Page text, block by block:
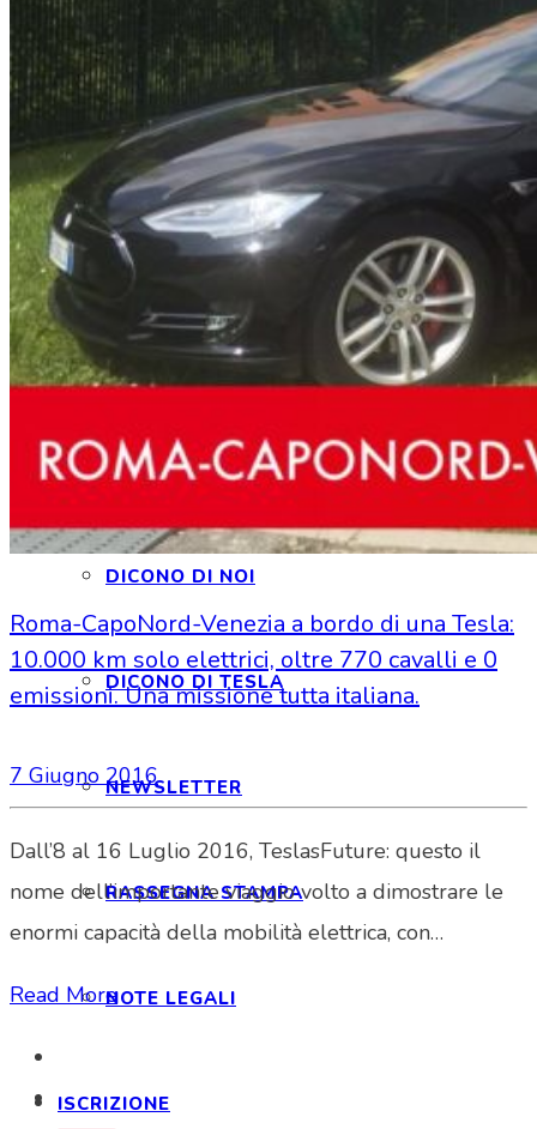
HOME
CHI SIAMO
CHI SIAMO
CONTATTI
INTERAGIAMO!
DICONO DI NOI
DICONO DI TESLA
NEWSLETTER
RASSEGNA STAMPA
NOTE LEGALI
ISCRIZIONE
Roma-CapoNord-Venezia a bordo di una Tesla:
10.000 km solo elettrici, oltre 770 cavalli e 0
emissioni. Una missione tutta italiana.
7 Giugno 2016
Dall’8 al 16 Luglio 2016, TeslasFuture: questo il
nome dell’importante viaggio volto a dimostrare le
enormi capacità della mobilità elettrica, con…
Read More